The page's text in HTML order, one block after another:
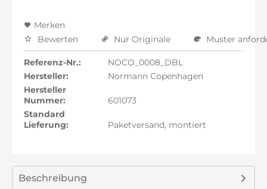
Merken
Bewerten
Nur Originale Muster
Referenz-Nr.:
NOCO_0008_DBL
Hersteller:
Normann Copenhagen
Hersteller
Nummer:
601073
Standard
Lieferung:
Paketversand, montiert
Beschreibung